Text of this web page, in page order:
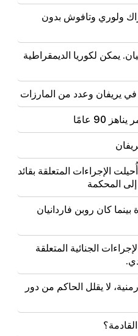
إلى المسرح بسبب مشاكل
الملاحة عبر مضيق
بتطوير نظام الصواريخ
ولوري وتافوش بدون
يمكن لكوريا الديمقراطية
يريفان وعدد من المارزات
عامًا
الإجراءات المتعلقة بقائد
المحكمة
كان روبن فاردانيان
الجنائية المتعلقة
لا يقلل الحاكم من دور